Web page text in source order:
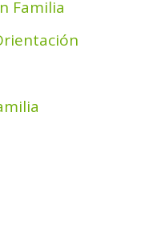
Familia